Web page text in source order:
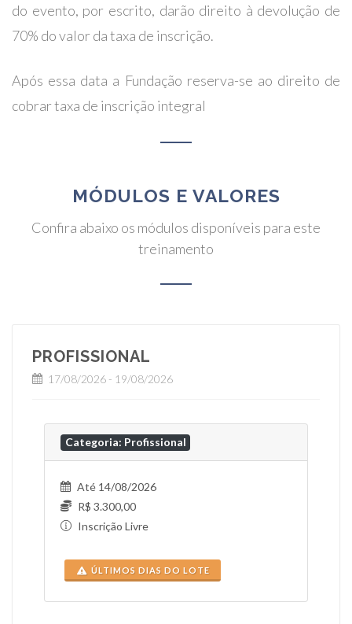
do evento, por escrito, darão direito à devolução de
70% do valor da taxa de inscrição.
Após essa data a Fundação reserva-se ao direito de
cobrar taxa de inscrição integral
MÓDULOS E VALORES
Confira abaixo os módulos disponíveis para este
treinamento
PROFISSIONAL
17/08/2026 - 19/08/2026
Categoria: Profissional
Até 14/08/2026
R$ 3.300,00
Inscrição Livre
ÚLTIMOS DIAS DO LOTE